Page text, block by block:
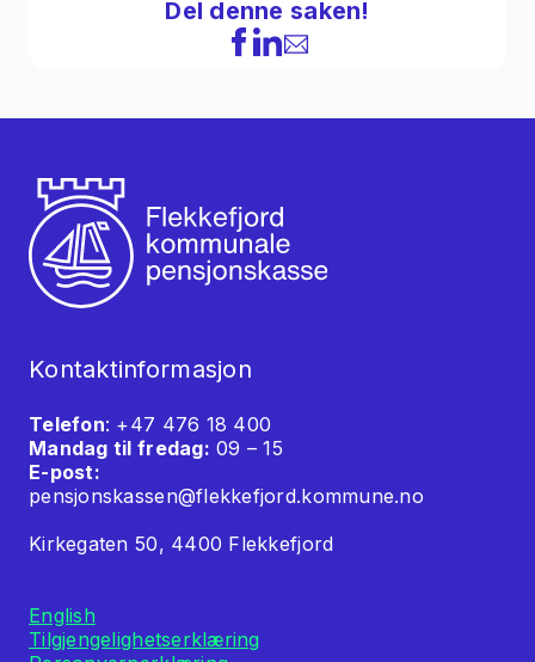
Del denne saken!
Kontaktinformasjon
Telefon: +47 476 18 400
Mandag til fredag: 09 – 15
E-post:
pensjonskassen@flekkefjord.kommune.no
Kirkegaten 50, 4400 Flekkefjord
English
Tilgjengelighetserklæring